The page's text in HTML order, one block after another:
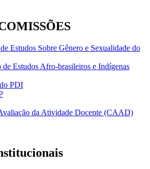
Estudos Sobre Gênero e Sexualidade do
Estudos Afro-brasileiros e Indígenas
PDI
da Atividade Docente (CAAD)